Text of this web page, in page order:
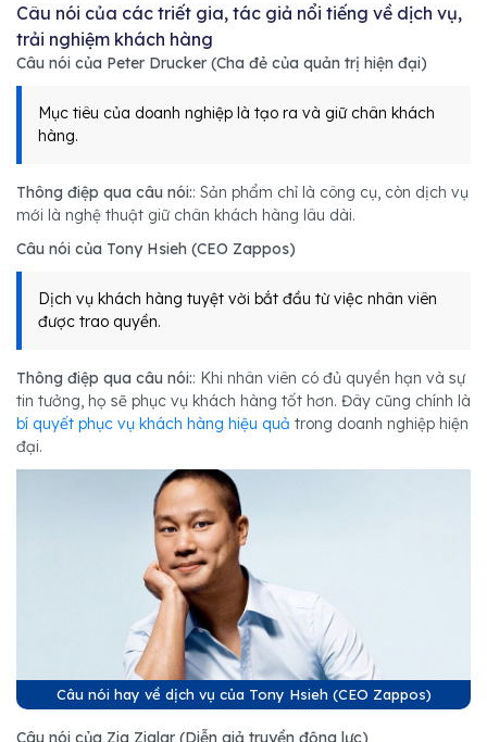
Câu nói của các triết gia, tác giả nổi tiếng về dịch vụ,
trải nghiệm khách hàng
Câu nói của Peter Drucker (Cha đẻ của quản trị hiện đại)
Mục tiêu của doanh nghiệp là tạo ra và giữ chân khách
hàng.
Thông điệp qua câu nói:: Sản phẩm chỉ là công cụ, còn dịch vụ
mới là nghệ thuật giữ chân khách hàng lâu dài.
Câu nói của Tony Hsieh (CEO Zappos)
Dịch vụ khách hàng tuyệt vời bắt đầu từ việc nhân viên
được trao quyền.
Thông điệp qua câu nói:: Khi nhân viên có đủ quyền hạn và sự
tin tưởng, họ sẽ phục vụ khách hàng tốt hơn. Đây cũng chính là
bí quyết phục vụ khách hàng hiệu quả trong doanh nghiệp hiện
đại.
Câu nói hay về dịch vụ của Tony Hsieh (CEO Zappos)
Câu nói của Zig Ziglar (Diễn giả truyền động lực)